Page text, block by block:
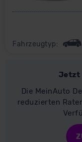
Fahrzeugtyp:
Jetzt
Die MeinAuto
reduzierten